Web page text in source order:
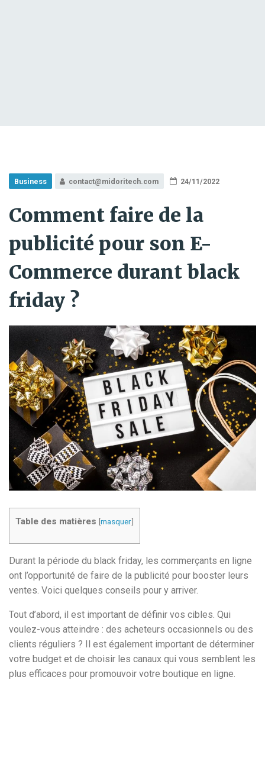
Business contact@midoritech.com 24/11/2022
Comment faire de la
publicité pour son E-
Commerce durant black
friday ?
Table des matières [masquer]
Durant la période du black friday, les commerçants en ligne
ont l’opportunité de faire de la publicité pour booster leurs
ventes. Voici quelques conseils pour y arriver.
Tout d’abord, il est important de définir vos cibles. Qui
voulez-vous atteindre : des acheteurs occasionnels ou des
clients réguliers ? Il est également important de déterminer
votre budget et de choisir les canaux qui vous semblent les
plus efficaces pour promouvoir votre boutique en ligne.